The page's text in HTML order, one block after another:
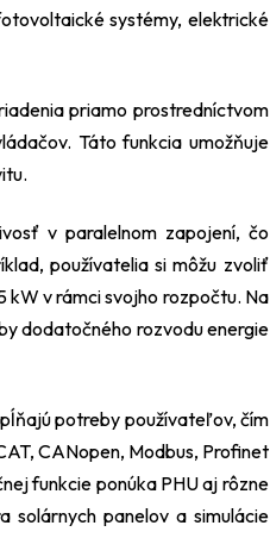
systémy, elektrické
priamo prostredníctvom
Táto funkcia umožňuje
v paralelnom zapojení, čo
používatelia si môžu zvoliť
kW v rámci svojho rozpočtu. Na
dodatočného rozvodu energie
potreby používateľov, čím
CANopen, Modbus, Profinet
funkcie ponúka PHU aj rôzne
solárnych panelov a simulácie